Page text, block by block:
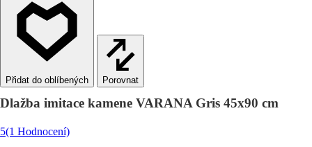
Porovnat
Dlažba imitace kamene VARANA Gris 45x90 cm
5(1 Hodnocení)